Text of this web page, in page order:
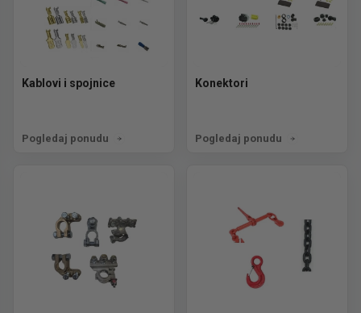
Kablovi i spojnice
Pogledaj ponudu
Konektori
Pogledaj ponudu